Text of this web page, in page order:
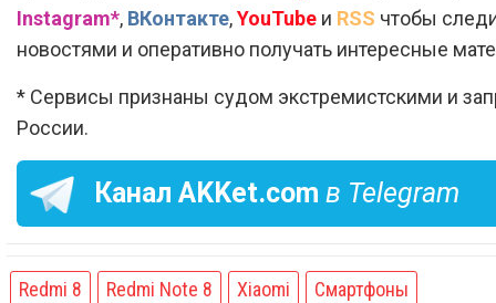
Instagram*, ВКонтакте,YouTube и RSS чтобы
новостями и оперативно получать интересные
* Сервисы признаны судом экстремистскими и
России.
Канал AKKet.com в Telegram
Redmi 8 Redmi Note 8 Xiaomi Смартфоны